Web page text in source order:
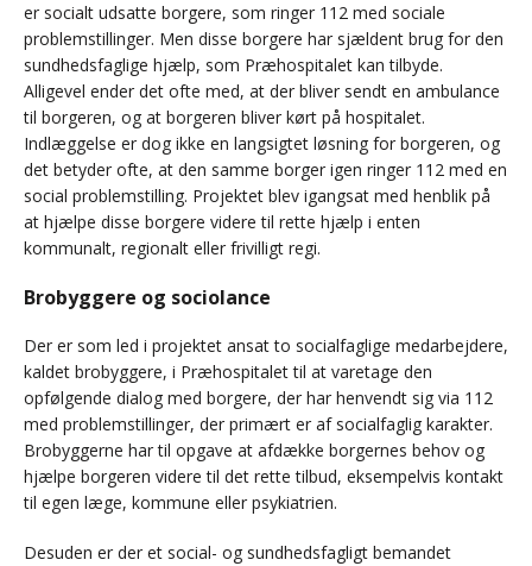
er socialt udsatte borgere, som ringer 112 med sociale
problemstillinger. Men disse borgere har sjældent brug for den
sundhedsfaglige hjælp, som Præhospitalet kan tilbyde.
Alligevel ender det ofte med, at der bliver sendt en ambulance
til borgeren, og at borgeren bliver kørt på hospitalet.
Indlæggelse er dog ikke en langsigtet løsning for borgeren, og
det betyder ofte, at den samme borger igen ringer 112 med en
social problemstilling. Projektet blev igangsat med henblik på
at hjælpe disse borgere videre til rette hjælp i enten
kommunalt, regionalt eller frivilligt regi.
Brobyggere og sociolance
Der er som led i projektet ansat to socialfaglige medarbejdere,
kaldet brobyggere, i Præhospitalet til at varetage den
opfølgende dialog med borgere, der har henvendt sig via 112
med problemstillinger, der primært er af socialfaglig karakter.
Brobyggerne har til opgave at afdække borgernes behov og
hjælpe borgeren videre til det rette tilbud, eksempelvis kontakt
til egen læge, kommune eller psykiatrien.
Desuden er der et social- og sundhedsfagligt bemandet